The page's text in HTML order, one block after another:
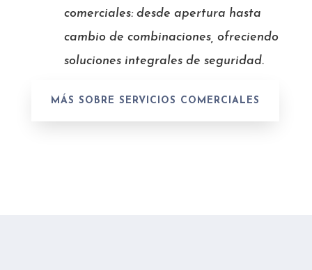
comerciales: desde apertura hasta
cambio de combinaciones, ofreciendo
soluciones integrales de seguridad.
MÁS SOBRE SERVICIOS COMERCIALES